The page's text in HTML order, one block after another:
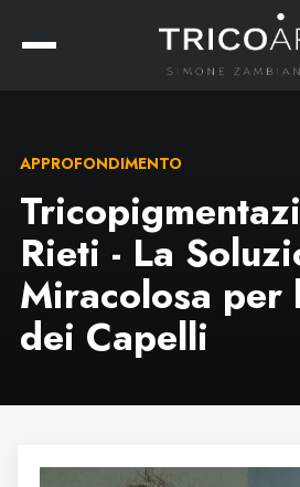
APPROFONDIMENTO
Rieti - La
Miracolosa per
dei Capelli